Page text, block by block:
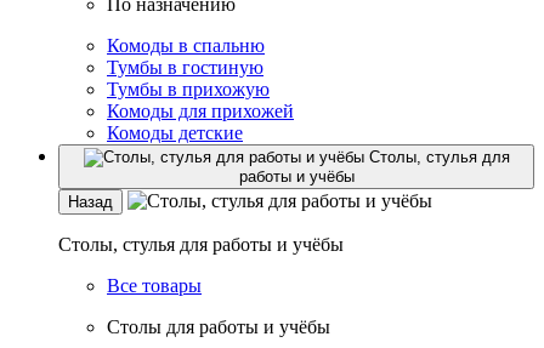
По назначению
Комоды в спальню
Тумбы в гостиную
Тумбы в прихожую
Комоды для прихожей
Комоды детские
Столы, стулья для
работы и учёбы
Назад
Столы, стулья для работы и учёбы
Все товары
Столы для работы и учёбы